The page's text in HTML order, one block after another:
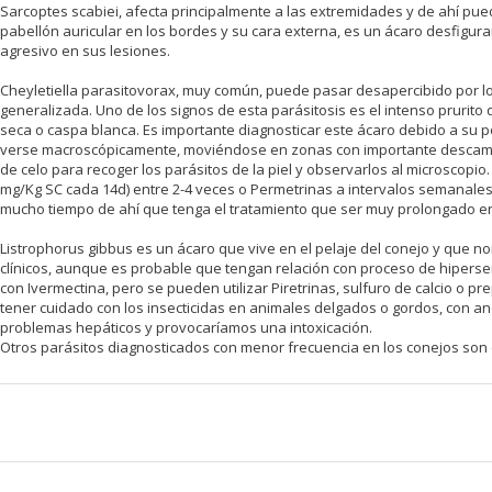
Sarcoptes scabiei, afecta principalmente a las extremidades y de ahí
pabellón auricular en los bordes y su cara externa, es un ácaro
agresivo en sus lesiones.
Cheyletiella parasitovorax, muy común, puede pasar desapercibido por
generalizada. Uno de los signos de esta parásitosis es el intenso
seca o caspa blanca. Es importante diagnosticar este ácaro debido a su
verse macroscópicamente, moviéndose en zonas con importante
de celo para recoger los parásitos de la piel y observarlos al
mg/Kg SC cada 14d) entre 2-4 veces o Permetrinas a intervalos
mucho tiempo de ahí que tenga el tratamiento que ser muy prolongado
Listrophorus gibbus es un ácaro que vive en el pelaje del conejo y que
clínicos, aunque es probable que tengan relación con proceso de
con Ivermectina, pero se pueden utilizar Piretrinas, sulfuro de calcio o
tener cuidado con los insecticidas en animales delgados o gordos, con
problemas hepáticos y provocaríamos una intoxicación.
Otros parásitos diagnosticados con menor frecuencia en los conejos